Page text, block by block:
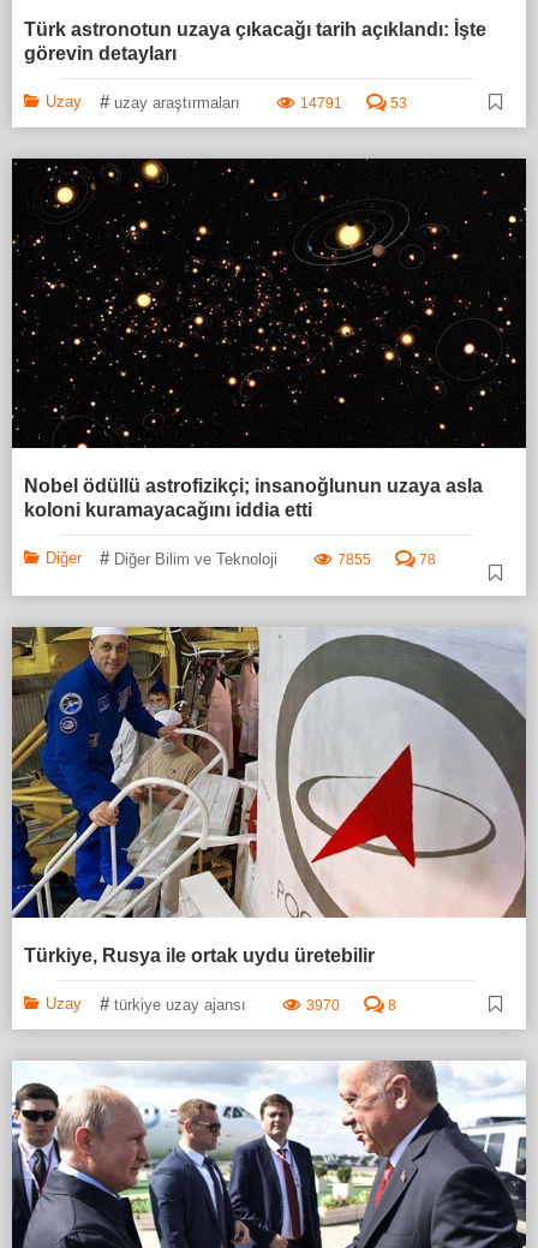
Türk astronotun uzaya çıkacağı tarih açıklandı: İşte
görevin detayları
Uzay # uzay araştırmaları 14791 53
Nobel ödüllü astrofizikçi; insanoğlunun uzaya asla
koloni kuramayacağını iddia etti
Diğer # Diğer Bilim ve Teknoloji 7855 78
Türkiye, Rusya ile ortak uydu üretebilir
Uzay # türkiye uzay ajansı 3970 8